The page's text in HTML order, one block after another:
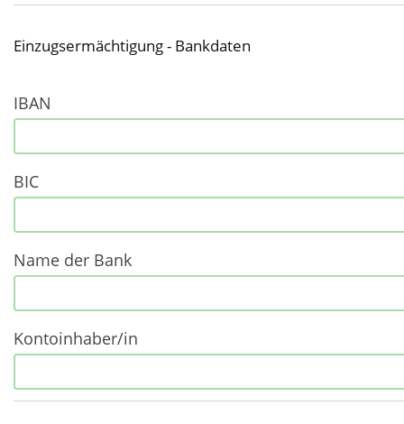
Einzugsermächtigung - Bankdaten
IBAN
BIC
Name der Bank
Kontoinhaber/in